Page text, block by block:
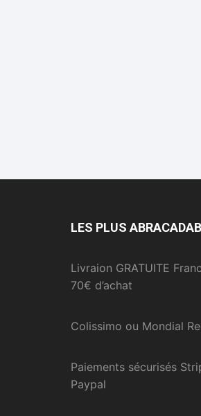
LES PLUS
Livraion GRATUITE
70€ d’achat
Colissimo ou Mondial
Paiements sécurisés
Paypal